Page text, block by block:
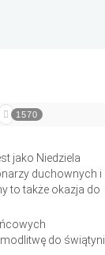
1570
jako Niedziela
duchownych i
to także okazja do
do świątyni,